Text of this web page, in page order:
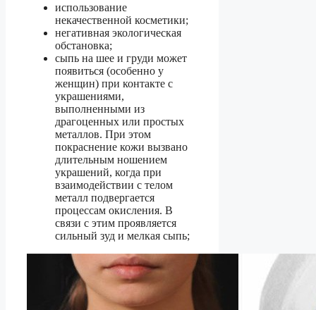
использование
некачественной косметики;
негативная экологическая
обстановка;
сыпь на шее и груди может
появиться (особенно у
женщин) при контакте с
украшениями,
выполненными из
драгоценных или простых
металлов. При этом
покраснение кожи вызвано
длительным ношением
украшений, когда при
взаимодействии с телом
металл подвергается
процессам окисления. В
связи с этим проявляется
сильный зуд и мелкая сыпь;